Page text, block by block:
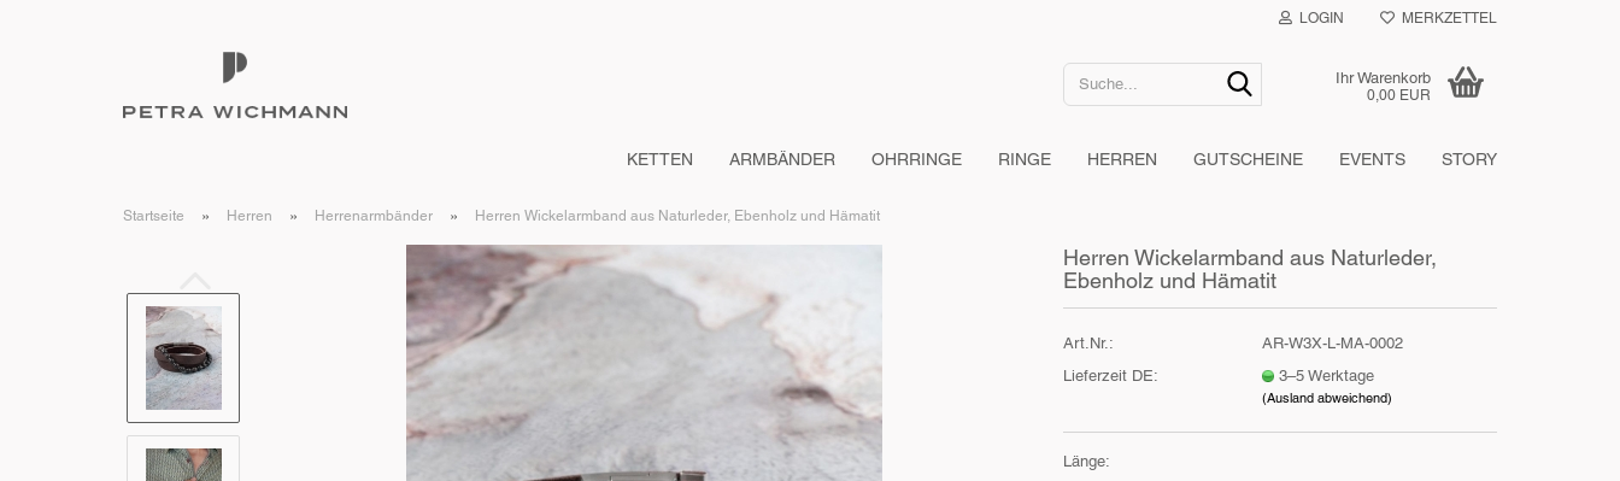
LOGIN MERKZETTEL
Ihr Warenkorb
0,00 EUR
KETTEN ARMBÄNDER OHRRINGE RINGE HERREN GUTSCHEINE EVENTS STORY
Startseite » Herren » Herrenarmbänder » Herren Wickelarmband aus Naturleder, Ebenholz und Hämatit
Herren Wickelarmband aus Naturleder,
Ebenholz und Hämatit
Art.Nr.:
AR-W3X-L-MA-0002
Lieferzeit DE:
3–5 Werktage
(Ausland abweichend)
Länge: